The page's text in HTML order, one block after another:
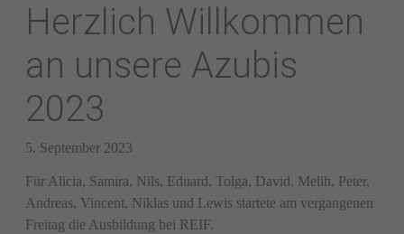
Herzlich Willkommen
an unsere Azubis
2023
5. September 2023
Für Alicia, Samira, Nils, Eduard, Tolga, David, Melih, Peter,
Andreas, Vincent, Niklas und Lewis startete am vergangenen
Freitag die Ausbildung bei REIF.